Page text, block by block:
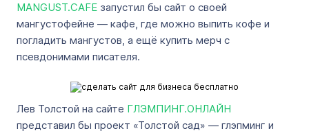
MANGUST.CAFE запустил бы сайт о своей
мангустофейне — кафе, где можно выпить кофе и
погладить мангустов, а ещё купить мерч с
псевдонимами писателя.
Лев Толстой на сайте ГЛЭМПИНГ.ОНЛАЙН
представил бы проект «Толстой сад» — глэпминг и